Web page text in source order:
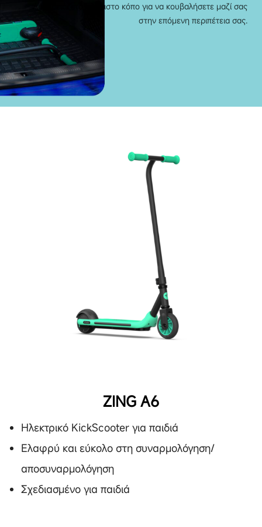
A6, χρειάζεται ελάχιστο κόπο για να κουβαλήσετε μαζί σας
στην επόμενη περιπέτεια σας.
ZING A6
Ηλεκτρικό KickScooter για παιδιά
Ελαφρύ και εύκολο στη συναρμολόγηση/
αποσυναρμολόγηση
Σχεδιασμένο για παιδιά